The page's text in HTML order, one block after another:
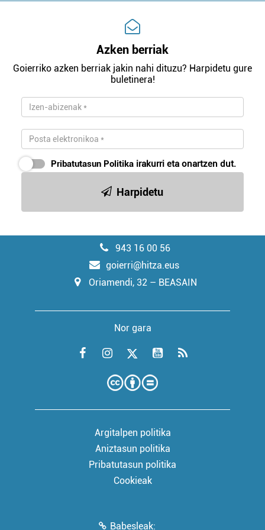
Azken berriak
Goierriko azken berriak jakin nahi dituzu? Harpidetu gure
buletinera!
Pribatutasun Politika irakurri eta onartzen dut.
Harpidetu
943 16 00 56
goierri@hitza.eus
Oriamendi, 32 – BEASAIN
Nor gara
Argitalpen politika
Aniztasun politika
Pribatutasun politika
Cookieak
Babesleak: